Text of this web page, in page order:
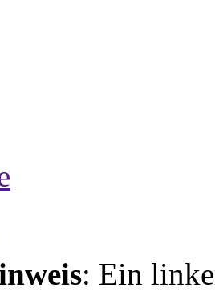
: Ein